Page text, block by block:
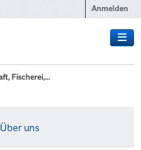
Anmelden
Fischerei,...
Über uns